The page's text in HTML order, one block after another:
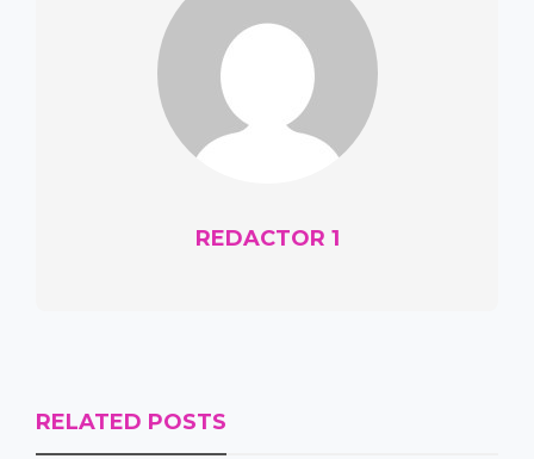
REDACTOR 1
RELATED POSTS